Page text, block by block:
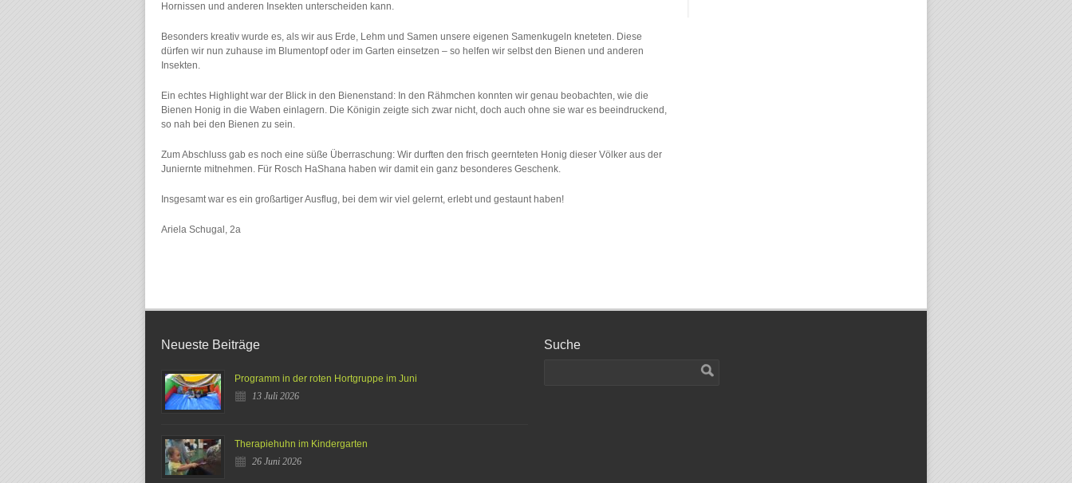
Hornissen und anderen Insekten unterscheiden kann.
Besonders kreativ wurde es, als wir aus Erde, Lehm und Samen unsere eigenen Samenkugeln kneteten. Diese
dürfen wir nun zuhause im Blumentopf oder im Garten einsetzen – so helfen wir selbst den Bienen und anderen
Insekten.
Ein echtes Highlight war der Blick in den Bienenstand: In den Rähmchen konnten wir genau beobachten, wie die
Bienen Honig in die Waben einlagern. Die Königin zeigte sich zwar nicht, doch auch ohne sie war es beeindruckend,
so nah bei den Bienen zu sein.
Zum Abschluss gab es noch eine süße Überraschung: Wir durften den frisch geernteten Honig dieser Völker aus der
Juniernte mitnehmen. Für Rosch HaShana haben wir damit ein ganz besonderes Geschenk.
Insgesamt war es ein großartiger Ausflug, bei dem wir viel gelernt, erlebt und gestaunt haben!
Ariela Schugal, 2a
Neueste Beiträge
Programm in der roten Hortgruppe im Juni
13 Juli 2026
Therapiehuhn im Kindergarten
26 Juni 2026
Suche